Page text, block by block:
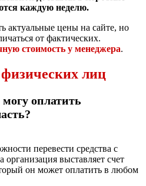
каждую неделю.
актуальные цены на сайте, но
от фактических.
стоимость у менеджера.
лиц
оплатить
перевести средства с
организация выставляет счет
он может оплатить в любом